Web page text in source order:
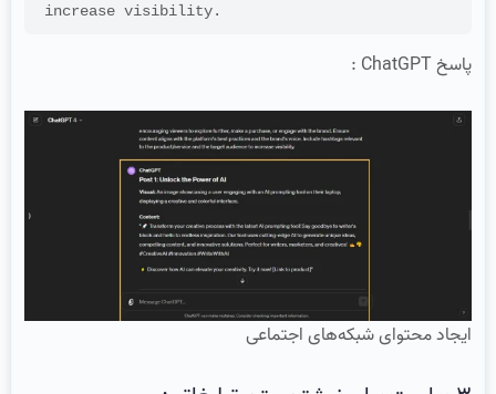
increase visibility.
پاسخ ChatGPT :
ایجاد محتوای شبکه‌های اجتماعی